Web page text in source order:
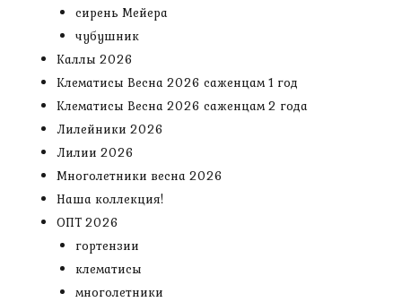
сирень Мейера
чубушник
Каллы 2026
Клематисы Весна 2026 саженцам 1 год
Клематисы Весна 2026 саженцам 2 года
Лилейники 2026
Лилии 2026
Многолетники весна 2026
Наша коллекция!
ОПТ 2026
гортензии
клематисы
многолетники